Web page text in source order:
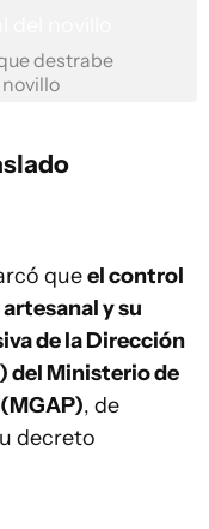
destrabe
queel control
y su
de la Dirección
del Ministerio de
, de
decreto